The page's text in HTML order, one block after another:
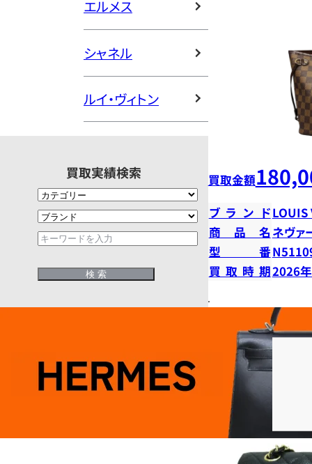
エルメス
シャネル
ルイ・ヴィトン
買取実績検索 買取金額
ブランドLOUIS
商品名 ネヴァ
型番
買取時期2026